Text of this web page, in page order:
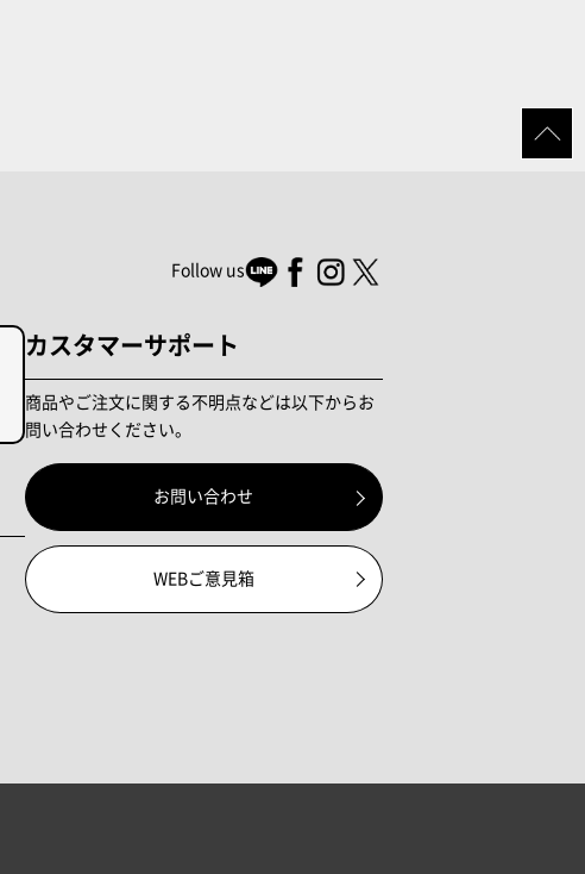
Follow us
カスタマーサポート
商品やご注文に関する不明点などは以下からお
問い合わせください。
お問い合わせ
WEBご意見箱